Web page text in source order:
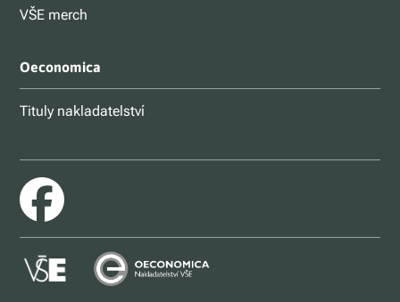
VŠE merch
Oeconomica
Tituly nakladatelství